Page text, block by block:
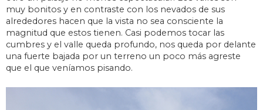
muy bonitos y en contraste con los nevados de sus
alrededores hacen que la vista no sea consciente la
magnitud que estos tienen. Casi podemos tocar las
cumbres y el valle queda profundo, nos queda por delante
una fuerte bajada por un terreno un poco más agreste
que el que veníamos pisando.